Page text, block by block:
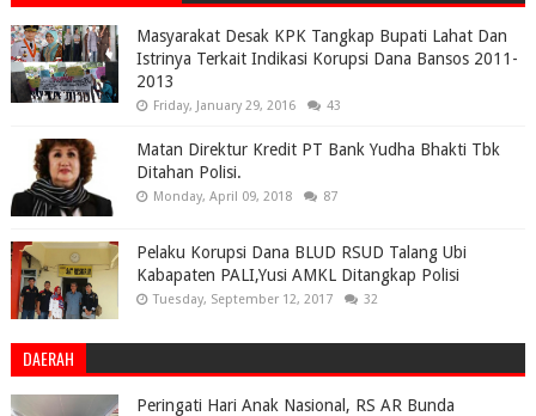
Masyarakat Desak KPK Tangkap Bupati Lahat Dan
Istrinya Terkait Indikasi Korupsi Dana Bansos 2011-
2013
Friday, January 29, 2016 43
Matan Direktur Kredit PT Bank Yudha Bhakti Tbk
Ditahan Polisi.
Monday, April 09, 2018 87
Pelaku Korupsi Dana BLUD RSUD Talang Ubi
Kabapaten PALI,Yusi AMKL Ditangkap Polisi
Tuesday, September 12, 2017 32
DAERAH
Peringati Hari Anak Nasional, RS AR Bunda